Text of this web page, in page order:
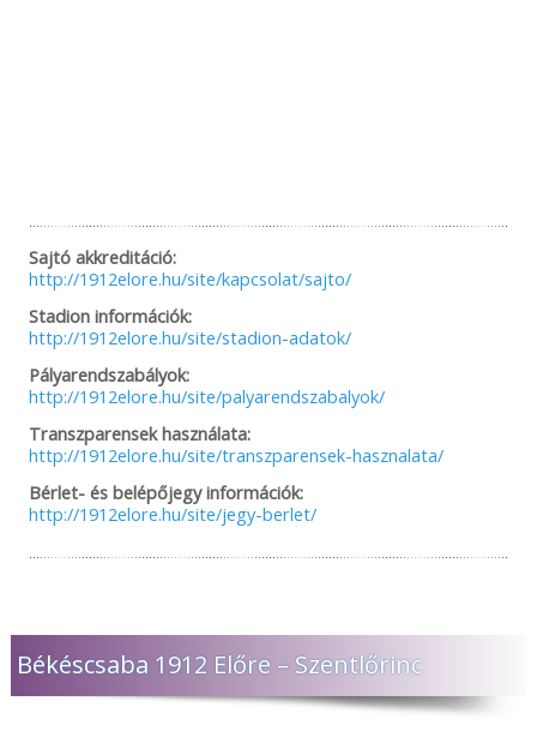
Sajtó akkreditáció:
http://1912elore.hu/site/kapcsolat/sajto/
Stadion információk:
http://1912elore.hu/site/stadion-adatok/
Pályarendszabályok:
http://1912elore.hu/site/palyarendszabalyok/
Transzparensek használata:
http://1912elore.hu/site/transzparensek-hasznalata/
Bérlet- és belépőjegy információk:
http://1912elore.hu/site/jegy-berlet/
Békéscsaba 1912 Előre – Szentlőrinc